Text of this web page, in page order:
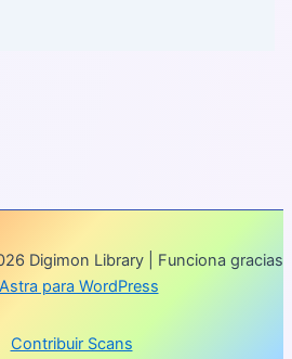
Digimon Library | Funciona gracias
para WordPress
Contribuir Scans